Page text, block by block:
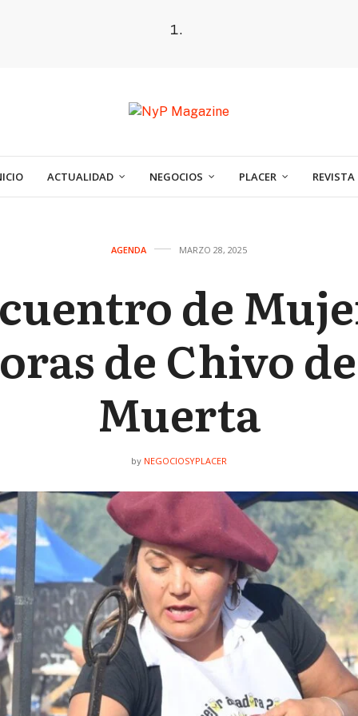
ACTUALIDAD NEGOCIOS PLACER REVISTA
AGENDA MARZO 28, 2025
de
de Chivo
Muerta
by NEGOCIOSYPLACER